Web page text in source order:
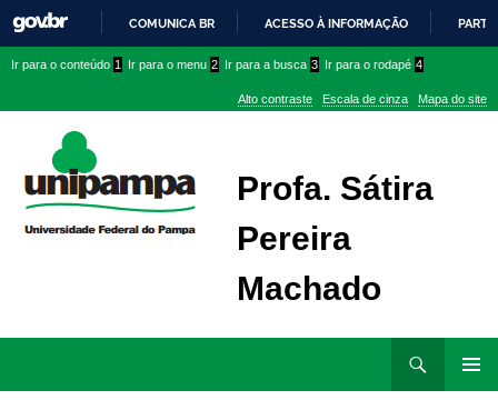
PARA
CONTEÚDO
COMUNICA BR ACESSO À INFORMAÇÃO
conteúdo
menu
superior
menu
Ir para o conteúdo 1 Ir para o menu 2 Ir para a busca 3 Ir para o rodapé 4
Alto contraste Escala de cinza Mapa do site
Profa. Sátira
Pereira
Machado